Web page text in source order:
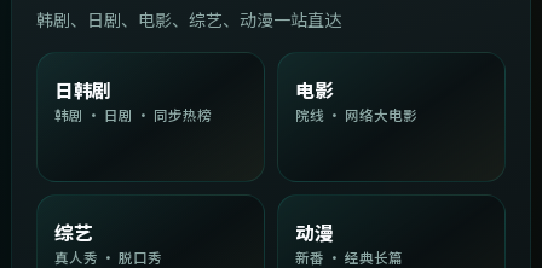
韩剧、日剧、电影、综艺、动漫一站直达
日韩剧
韩剧 · 日剧 · 同步热榜
电影
院线 · 网络大电影
综艺
真人秀 · 脱口秀
动漫
新番 · 经典长篇